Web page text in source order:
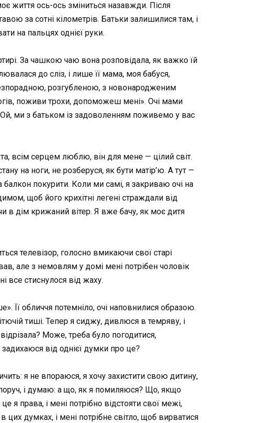
життя ось-ось зміниться назавжди. Після
за сотні кілометрів. Батьки залишилися там, і
на пальцях однієї руки.
За чашкою чаю вона розповідала, як важко їй
до сліз, і лише її мама, моя бабуся,
розгубленою, з новонародженим
поживи трохи, допоможеш мені». Очі мами
ми з батьком із задоволенням поживемо у вас
всім серцем люблю, він для мене — цілий світ.
на ноги, не розберуся, як бути матір’ю. А тут —
покурити. Коли ми самі, я закриваю очі на
щоб його крихітні легені страждали від
в дім крижаний вітер. Я вже бачу, як моє дитя
телевізор, голосно вмикаючи свої старі
але з немовлям у домі мені потрібен чоловік
все стиснулося від жаху.
Її обличчя потемніло, очі наповнилися образою.
тиші. Тепер я сиджу, дивлюся в темряву, і
Може, треба було погодитися,
від однієї думки про це?
я не впораюся, я хочу захистити свою дитину,
і думаю: а що, як я помиляюся? Що, якщо
права, і мені потрібно відстояти свої межі,
думках, і мені потрібне світло, щоб вирватися